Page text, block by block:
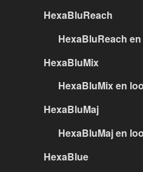
HexaBluReach
HexaBluReach
HexaBluMix
HexaBluMix en
HexaBluMaj
HexaBluMaj en
HexaBlue